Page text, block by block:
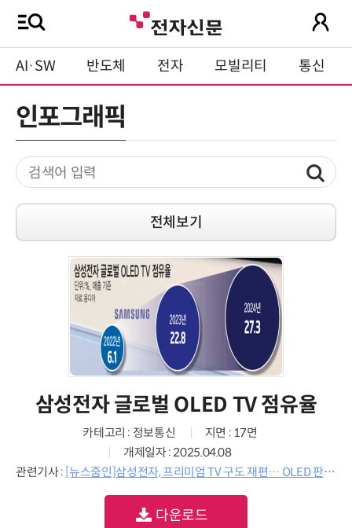
AI·SW 반도체 전자 모빌리티 통신
인포그래픽
전체보기
삼성전자 글로벌 OLED TV 점유율
카테고리 : 정보통신
지면 : 17면
개제일자 : 2025.04.08
관련기사 : [뉴스줌인]삼성전자, 프리미엄 TV 구도 재편… OLED 판매 확대·中 견제
다운로드